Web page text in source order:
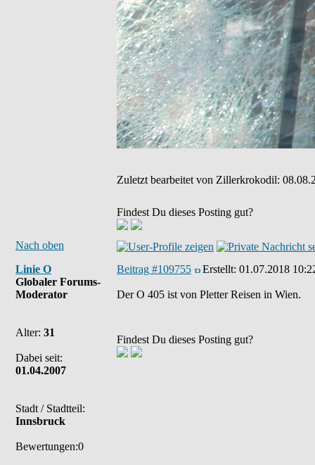
Zuletzt bearbeitet von Zillerkrokodil:
Findest Du dieses Posting gut?
Nach oben
Linie O
Globaler Forums-
Moderator
Alter: 31
Dabei seit:
01.04.2007
Stadt / Stadtteil:
Innsbruck
Bewertungen:0
Beitrag #109755 Erstellt: 01.07.2018
Der O 405 ist von Pletter Reisen in Wien.
Findest Du dieses Posting gut?